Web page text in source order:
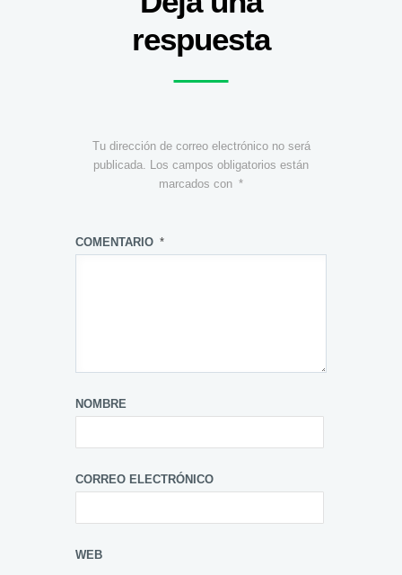
respuesta
Tu dirección de correo electrónico no será
publicada. Los campos obligatorios están
marcados con *
COMENTARIO *
NOMBRE
CORREO ELECTRÓNICO
WEB